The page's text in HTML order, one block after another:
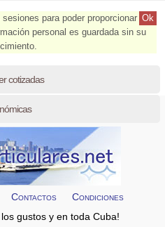
Ok
para poder proporcionar
personal es guardada sin su
cotizadas
Contactos
Condiciones
gustos y en toda Cuba!